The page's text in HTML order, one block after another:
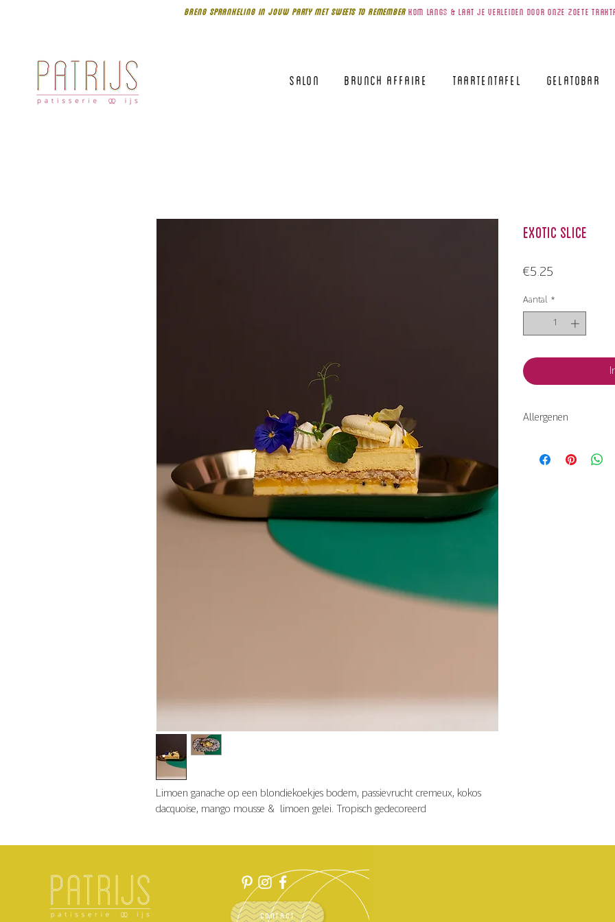
BRENG SPRANKELING IN JOUW PARTY MET SWEETS TO REMEMBer kom langS & laat je verleiden door onze zoete
Salon Brunch Affaire Taartentafel Gelatobar
Limoen ganache op een blondiekoekjes bodem, passievrucht cremeux, kokos
dacquoise, mango mousse & limoen gelei. Tropisch gedecoreerd
Exotic Slice
€5.25
Aantal *
Allergenen
CONTACT